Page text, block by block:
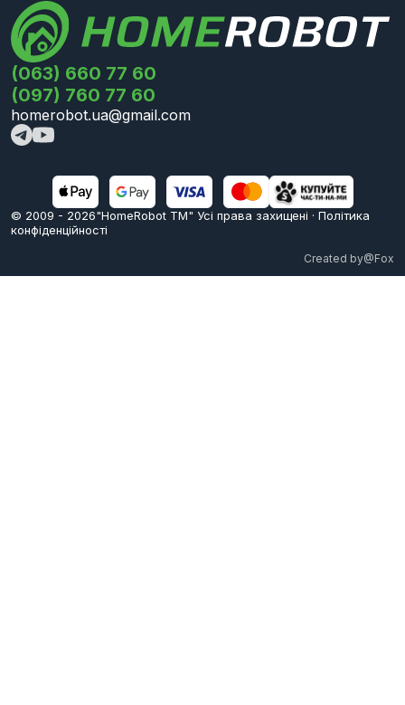
(063) 660 77 60
(097) 760 77 60
homerobot.ua@gmail.com
© 2009 - 2026"HomeRobot ТМ" Усi права захищені · Політика
конфіденційності
Created by@Fox